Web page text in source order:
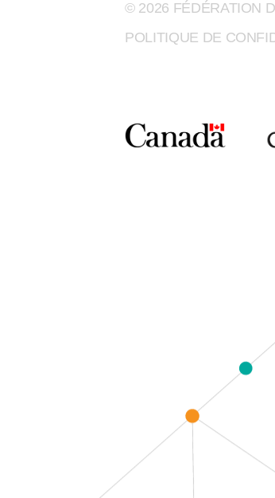
© 2026 FÉDÉRATION
POLITIQUE DE